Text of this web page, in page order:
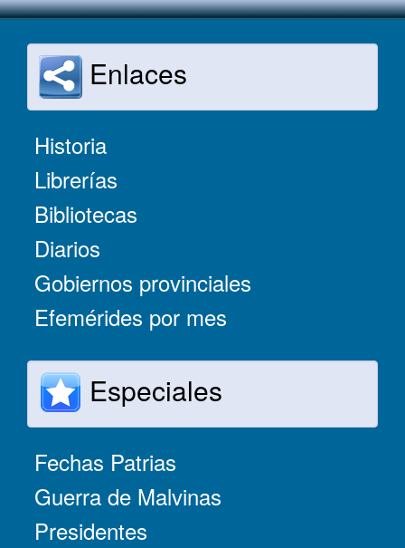
Enlaces
Historia
Librerías
Bibliotecas
Diarios
Gobiernos provinciales
Efemérides por mes
Especiales
Fechas Patrias
Guerra de Malvinas
Presidentes